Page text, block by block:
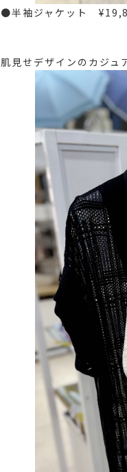
●半袖ジャケット
肌見せデザインのカジュ